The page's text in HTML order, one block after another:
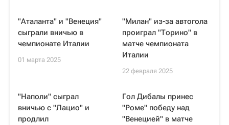
"Аталанта" и "Венеция"
сыграли вничью в
чемпионате Италии
01 марта 2025
"Милан" из-за автогола
проиграл "Торино" в
матче чемпионата
Италии
22 февраля 2025
"Наполи" сыграл
вничью с "Лацио" и
продлил
Гол Дибалы принес
"Роме" победу над
"Венецией" в матче